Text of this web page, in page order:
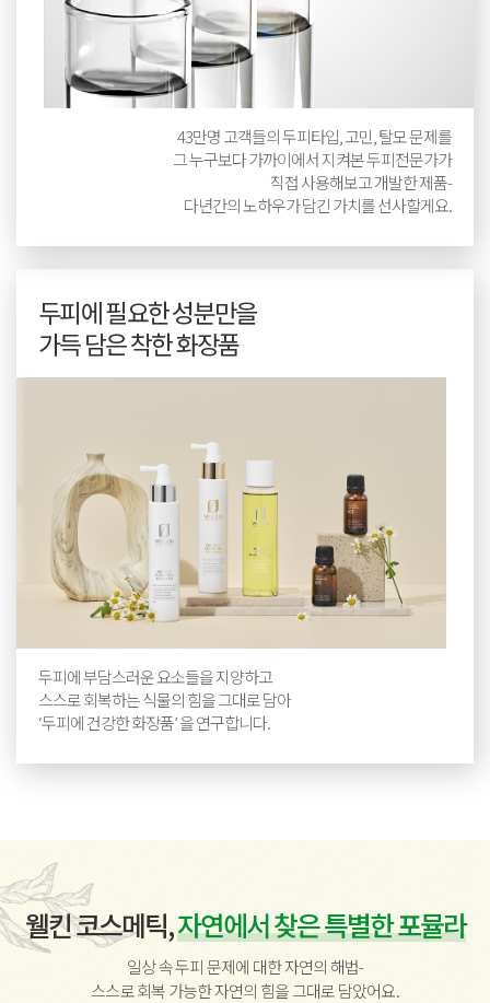
43만명 고객들의 두피타입, 고민, 탈모 문제를
그 누구보다 가까이에서 지켜본 두피전문가가
직접 사용해보고 개발한 제품-
다년간의 노하우가 담긴 가치를 선사할게요.
두피에 필요한 성분만을
가득 담은 착한 화장품
두피에 부담스러운 요소들을 지양하고
스스로 회복하는 식물의 힘을 그대로 담아
‘두피에 건강한 화장품’ 을 연구합니다.
웰킨 코스메틱,자연에서 찾은 특별한 포뮬라
일상 속 두피 문제에 대한 자연의 해법-
스스로 회복 가능한 자연의 힘을 그대로 담았어요.